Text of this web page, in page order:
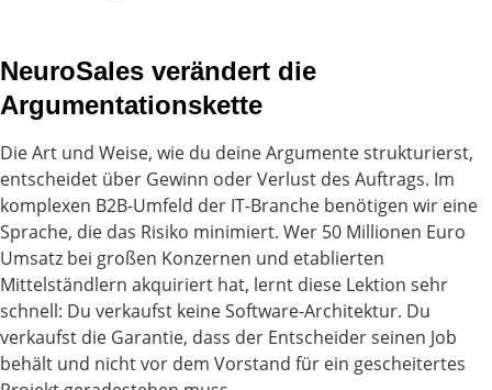
NeuroSales verändert die
Argumentationskette
Die Art und Weise, wie du deine Argumente strukturierst,
entscheidet über Gewinn oder Verlust des Auftrags. Im
komplexen B2B-Umfeld der IT-Branche benötigen wir eine
Sprache, die das Risiko minimiert. Wer 50 Millionen Euro
Umsatz bei großen Konzernen und etablierten
Mittelständlern akquiriert hat, lernt diese Lektion sehr
schnell: Du verkaufst keine Software-Architektur. Du
verkaufst die Garantie, dass der Entscheider seinen Job
behält und nicht vor dem Vorstand für ein gescheitertes